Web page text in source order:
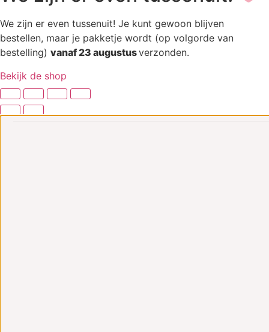
We zijn er even tussenuit! Je kunt gewoon blijven
bestellen, maar je pakketje wordt (op volgorde van
bestelling) vanaf 23 augustusverzonden.
Bekijk de shop